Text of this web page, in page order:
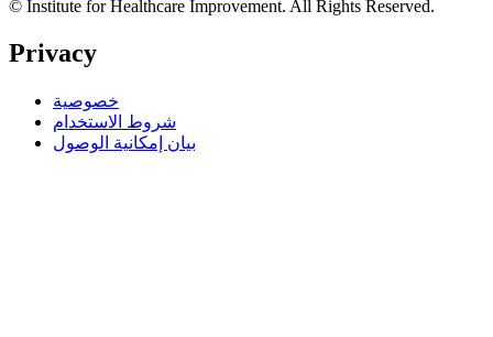
© Institute for Healthcare Improvement. All Rights Reserved.
Privacy
خصوصية
شروط الاستخدام
بيان إمكانية الوصول